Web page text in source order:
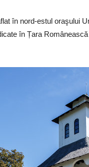
în nord-estul oraşului
în Țara